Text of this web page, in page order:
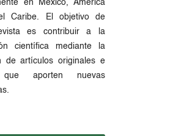
en México, América
Caribe. El objetivo de
es contribuir a la
científica mediante la
de artículos originales e
que aporten nuevas